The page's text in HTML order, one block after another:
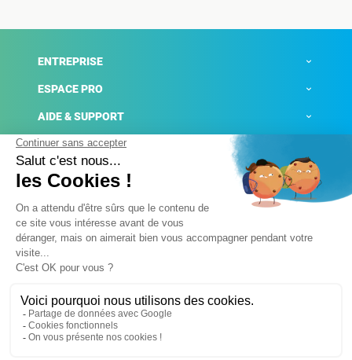
ENTREPRISE
ESPACE PRO
AIDE & SUPPORT
ACTUALITÉS
Mentions légales
Conditions générales de ventes
Plateforme de signalement